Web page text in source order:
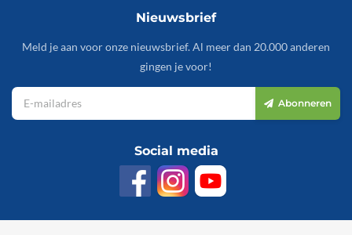
Nieuwsbrief
Meld je aan voor onze nieuwsbrief. Al meer dan 20.000 anderen
gingen je voor!
Abonneren
Social media